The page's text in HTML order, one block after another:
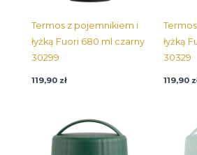
Termos z pojemnikiem i
łyżką Fuori 680 ml czarny
30299
119,90 zł
łyżką
30329
119,90